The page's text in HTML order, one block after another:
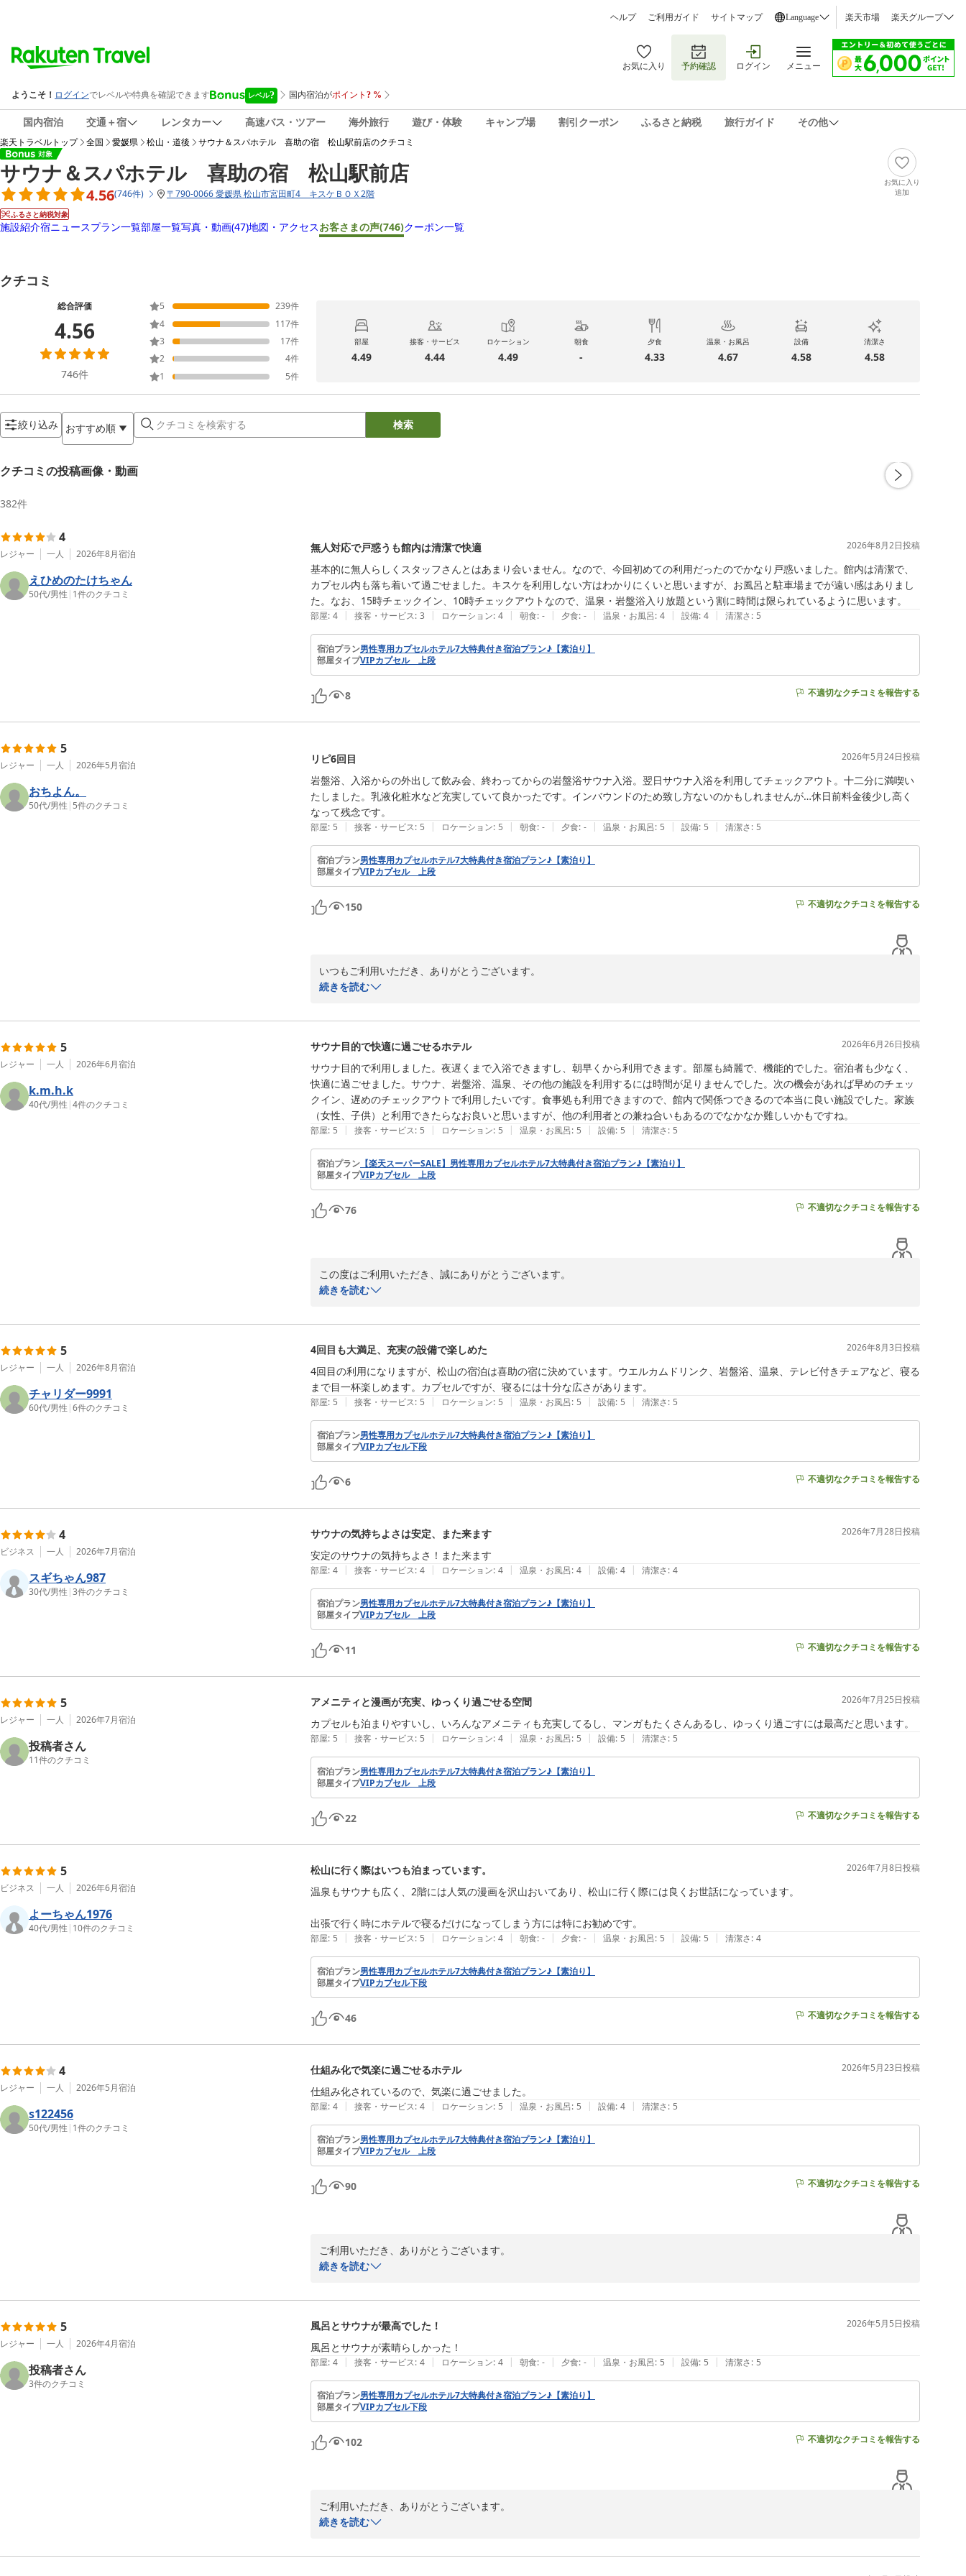
ヘルプ ご利用ガイド サイトマップ Language 楽天市場 楽天グループ
お気に入り 予約確認 ログイン メニュー
国内宿泊 交通＋宿 レンタカー 高速バス・ツアー 海外旅行 遊び・体験 キャンプ場 割引クーポン ふるさと納税 旅行ガイド その他
楽天トラベルトップ 全国 愛媛県 松山・道後 サウナ＆スパホテル 喜助の宿 松山駅前店のクチコミ
サウナ＆スパホテル 喜助の宿 松山駅前店
4.56(746件) 〒790-0066 愛媛県 松山市宮田町4 キスケＢＯＸ2階
ふるさと納税対象
お気に入り
追加
施設紹介宿ニュースプラン一覧部屋一覧写真・動画(47)地図・アクセスお客さまの声(746)クーポン一覧
クチコミ
総合評価
4.56
746件
5 239件
4
117件
3
17件
2
4件
1
5件
部屋
4.49
接客・サービス
4.44
ロケーション
4.49
朝食
-
夕食
4.33
温泉・お風呂
4.67
設備
4.58
清潔さ
4.58
絞り込み おすすめ順 検索
クチコミの投稿画像・動画
382件
4
レジャー 一人 2026年8月宿泊
えひめのたけちゃん
50代/男性 | 1件のクチコミ
無人対応で戸惑うも館内は清潔で快適 2026年8月2日投稿
基本的に無人らしくスタッフさんとはあまり会いません。なので、今回初めての利用だったのでかなり戸惑いました。館内は清潔で、
カプセル内も落ち着いて過ごせました。キスケを利用しない方はわかりにくいと思いますが、お風呂と駐車場までが遠い感はありまし
た。なお、15時チェックイン、10時チェックアウトなので、温泉・岩盤浴入り放題という割に時間は限られているように思います。
部屋: 4 | 接客・サービス: 3 | ロケーション: 4 | 朝食: - | 夕食: - | 温泉・お風呂: 4 | 設備: 4 | 清潔さ: 5
宿泊プラン男性専用カプセルホテル7大特典付き宿泊プラン♪【素泊り】
部屋タイプVIPカプセル 上段
8 不適切なクチコミを報告する
5
レジャー 一人 2026年5月宿泊
おちよん。
50代/男性 | 5件のクチコミ
リピ6回目 2026年5月24日投稿
岩盤浴、入浴からの外出して飲み会、終わってからの岩盤浴サウナ入浴。翌日サウナ入浴を利用してチェックアウト。十二分に満喫い
たしました。乳液化粧水など充実していて良かったです。インバウンドのため致し方ないのかもしれませんが…休日前料金後少し高く
なって残念です。
部屋: 5 | 接客・サービス: 5 | ロケーション: 5 | 朝食: - | 夕食: - | 温泉・お風呂: 5 | 設備: 5 | 清潔さ: 5
宿泊プラン男性専用カプセルホテル7大特典付き宿泊プラン♪【素泊り】
部屋タイプVIPカプセル 上段
150 不適切なクチコミを報告する
いつもご利用いただき、ありがとうございます。
6回目のご来館とのこと、スタッフ一同大変嬉しく思っております。
また、アメニティについてもお言葉をいただきありがとうございます。
ります。
またのお越しをお待ちしております。
サウナ＆スパホテル 喜助の宿 松山駅前店
2026-06-04
続きを読む
5
レジャー 一人 2026年6月宿泊
k.m.h.k
40代/男性 |4件のクチコミ
サウナ目的で快適に過ごせるホテル 2026年6月26日投稿
サウナ目的で利用しました。夜遅くまで入浴できますし、朝早くから利用できます。部屋も綺麗で、機能的でした。宿泊者も少なく、
快適に過ごせました。サウナ、岩盤浴、温泉、その他の施設を利用するには時間が足りませんでした。次の機会があれば早めのチェッ
クイン、遅めのチェックアウトで利用したいです。食事処も利用できますので、館内で関係つできるので本当に良い施設でした。家族
（女性、子供）と利用できたらなお良いと思いますが、他の利用者との兼ね合いもあるのでなかなか難しいかもですね。
部屋: 5 | 接客・サービス: 5 | ロケーション: 5 | 温泉・お風呂: 5 | 設備: 5 | 清潔さ: 5
宿泊プラン 【楽天スーパーSALE】男性専用カプセルホテル7大特典付き宿泊プラン♪【素泊り】
部屋タイプVIPカプセル 上段
76 不適切なクチコミを報告する
この度はご利用いただき、誠にありがとうございます。
サウナや岩盤浴、温泉などをお楽しみいただき、快適にお過ごしいただけたとのこと大変嬉しく思います。
「本当に良い施設」とのお言葉を励みに、今後も快適な環境づくりに努めてまいります。
サウナ＆スパホテル 喜助の宿 松山駅前店
2026-06-29
続きを読む
5
レジャー 一人 2026年8月宿泊
チャリダー9991
60代/男性 |6件のクチコミ
4回目も大満足、充実の設備で楽しめた 2026年8月3日投稿
4回目の利用になりますが、松山の宿泊は喜助の宿に決めています。ウエルカムドリンク、岩盤浴、温泉、テレビ付きチェアなど、寝る
まで目一杯楽しめます。カプセルですが、寝るには十分な広さがあります。
部屋: 5 | 接客・サービス: 5 | ロケーション: 5 | 温泉・お風呂: 5 | 設備: 5 | 清潔さ: 5
宿泊プラン男性専用カプセルホテル7大特典付き宿泊プラン♪【素泊り】
部屋タイプVIPカプセル下段
6 不適切なクチコミを報告する
4
ビジネス 一人 2026年7月宿泊
スギちゃん987
30代/男性 |3件のクチコミ
サウナの気持ちよさは安定、また来ます 2026年7月28日投稿
安定のサウナの気持ちよさ！また来ます
部屋: 4 | 接客・サービス: 4 | ロケーション: 4 | 温泉・お風呂: 4 | 設備: 4 | 清潔さ: 4
宿泊プラン男性専用カプセルホテル7大特典付き宿泊プラン♪【素泊り】
部屋タイプVIPカプセル 上段
11 不適切なクチコミを報告する
5
レジャー 一人 2026年7月宿泊
投稿者さん
11件のクチコミ
アメニティと漫画が充実、ゆっくり過ごせる空間 2026年7月25日投稿
カプセルも泊まりやすいし、いろんなアメニティも充実してるし、マンガもたくさんあるし、ゆっくり過ごすには最高だと思います。
部屋: 5 | 接客・サービス: 5 | ロケーション: 4 | 温泉・お風呂: 5 | 設備: 5 | 清潔さ: 5
宿泊プラン男性専用カプセルホテル7大特典付き宿泊プラン♪【素泊り】
部屋タイプVIPカプセル 上段
22 不適切なクチコミを報告する
5
ビジネス 一人 2026年6月宿泊
よーちゃん1976
40代/男性 | 10件のクチコミ
松山に行く際はいつも泊まっています。 2026年7月8日投稿
温泉もサウナも広く、2階には人気の漫画を沢山おいてあり、松山に行く際には良くお世話になっています。
出張で行く時にホテルで寝るだけになってしまう方には特にお勧めです。
部屋: 5 | 接客・サービス: 5 | ロケーション: 4 | 朝食: - | 夕食: - | 温泉・お風呂: 5 | 設備: 5 | 清潔さ: 4
宿泊プラン男性専用カプセルホテル7大特典付き宿泊プラン♪【素泊り】
部屋タイプVIPカプセル下段
46 不適切なクチコミを報告する
4
レジャー 一人 2026年5月宿泊
s122456
50代/男性 | 1件のクチコミ
仕組み化で気楽に過ごせるホテル 2026年5月23日投稿
仕組み化されているので、気楽に過ごせました。
部屋: 4 | 接客・サービス: 4 | ロケーション: 5 | 温泉・お風呂: 5 | 設備: 4 | 清潔さ: 5
宿泊プラン男性専用カプセルホテル7大特典付き宿泊プラン♪【素泊り】
部屋タイプVIPカプセル 上段
90 不適切なクチコミを報告する
ご利用いただき、ありがとうございます。
気兼ねなくお過ごしいただけたとのこと、大変嬉しく思います。
またのお越しをお待ちしております。
サウナ＆スパホテル 喜助の宿 松山駅前店
2026-06-04
続きを読む
5
レジャー 一人 2026年4月宿泊
投稿者さん
3件のクチコミ
風呂とサウナが最高でした！ 2026年5月5日投稿
風呂とサウナが素晴らしかった！
部屋: 4 | 接客・サービス: 4 | ロケーション: 4 | 朝食: - | 夕食: - | 温泉・お風呂: 5 | 設備: 5 | 清潔さ: 5
宿泊プラン男性専用カプセルホテル7大特典付き宿泊プラン♪【素泊り】
部屋タイプVIPカプセル下段
102 不適切なクチコミを報告する
ご利用いただき、ありがとうございます。
温泉やサウナをお楽しみいただけたようで嬉しいです。
サウナ＆スパホテル 喜助の宿 松山駅前店
続きを読む